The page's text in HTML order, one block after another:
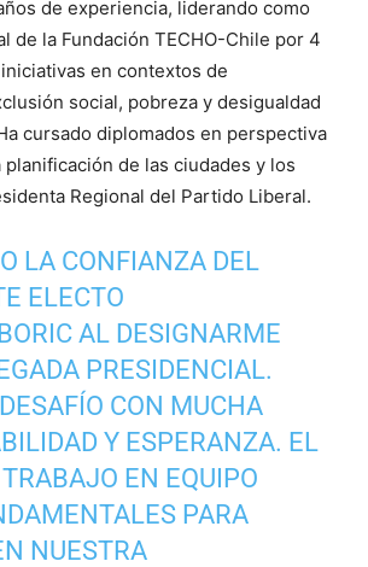
de experiencia, liderando como
de la Fundación TECHO-Chile por 4
en contextos de
social, pobreza y desigualdad
cursado diplomados en perspectiva
de las ciudades y los
Regional del Partido Liberal.
LA CONFIANZA DEL
ELECTO
AL DESIGNARME
PRESIDENCIAL.
CON MUCHA
Y ESPERANZA. EL
EN EQUIPO
PARA
NUESTRA